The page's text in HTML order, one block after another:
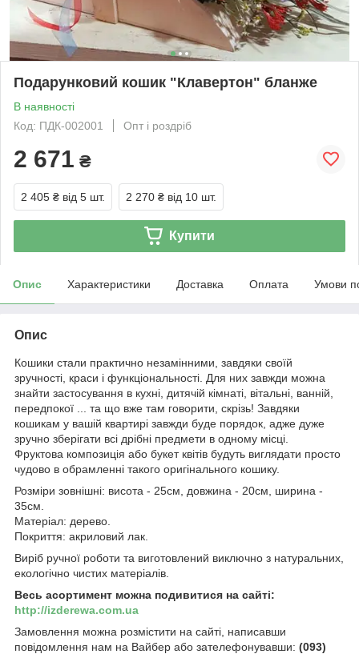
Подарунковий кошик "Клавертон" бланже
В наявності
Код: ПДК-002001
Опт і роздріб
2 671 ₴
2 405 ₴ від 5 шт. 2 270 ₴ від 10 шт.
Купити
Опис Характеристики Доставка Оплата Умови
Опис
Кошики стали практично незамінними, завдяки своїй
зручності, краси і функціональності. Для них завжди можна
знайти застосування в кухні, дитячій кімнаті, вітальні, ванній,
передпокої ... та що вже там говорити, скрізь! Завдяки
кошикам у вашій квартирі завжди буде порядок, адже дуже
зручно зберігати всі дрібні предмети в одному місці.
Фруктова композиція або букет квітів будуть виглядати просто
чудово в обрамленні такого оригінального кошику.
Розміри зовнішні: висота - 25см, довжина - 20см, ширина -
35см.
Матеріал: дерево.
Покриття: акриловий лак.
Виріб ручної роботи та виготовлений виключно з натуральних,
екологічно чистих матеріалів.
Весь асортимент можна подивитися на сайті:
http://izderewa.com.ua
Замовлення можна розмістити на сайті, написавши
повідомлення нам на Вайбер або зателефонувавши: (093)